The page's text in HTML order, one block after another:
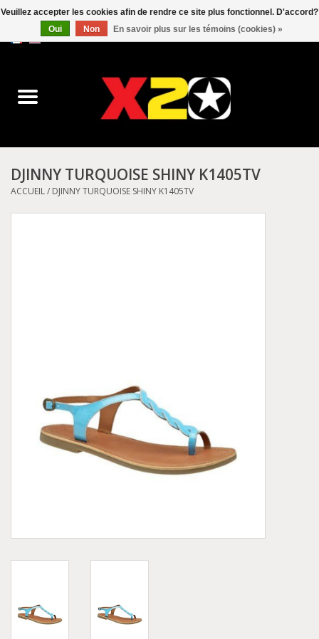
0 Articles - C$0.00
Converse
Kickers
Autres marques
DJINNY TURQUOISE SHINY K1405TV
ACCUEIL/ DJINNY TURQUOISE SHINY K1405TV
Veuillez accepter les cookies afin de rendre ce site plus fonctionnel. D'accord?
Oui
Non En savoir plus sur les témoins (cookies) »